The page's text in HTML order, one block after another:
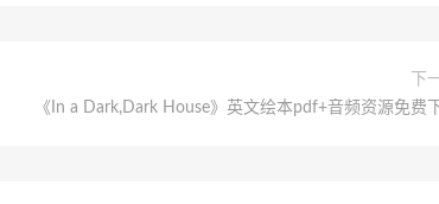
下
《In a Dark,Dark House》英文绘本pdf+音频资源免费